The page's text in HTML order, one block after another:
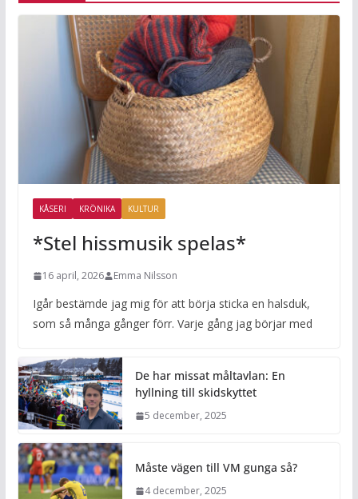
KÅSERI KRÖNIKA KULTUR
*Stel hissmusik spelas*
16 april, 2026 Emma Nilsson
Igår bestämde jag mig för att börja sticka en halsduk,
som så många gånger förr. Varje gång jag börjar med
De har missat måltavlan: En
hyllning till skidskyttet
5 december, 2025
Måste vägen till VM gunga så?
4 december, 2025